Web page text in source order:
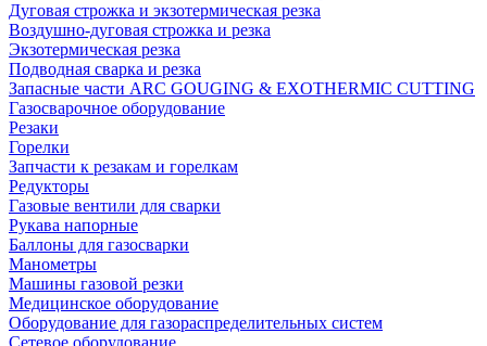
Дуговая строжка и экзотермическая резка
Воздушно-дуговая строжка и резка
Экзотермическая резка
Подводная сварка и резка
Запасные части ARC GOUGING & EXOTHERMIC CUTTING
Газосварочное оборудование
Резаки
Горелки
Запчасти к резакам и горелкам
Редукторы
Газовые вентили для сварки
Рукава напорные
Баллоны для газосварки
Манометры
Машины газовой резки
Медицинское оборудование
Оборудование для газораспределительных систем
Сетевое оборудование